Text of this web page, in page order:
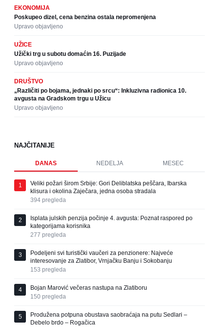
EKONOMIJA
Poskupeo dizel, cena benzina ostala nepromenjena
Upravo objavljeno
UŽICE
Užički trg u subotu domaćin 16. Puzijade
Upravo objavljeno
DRUŠTVO
„Različiti po bojama, jednaki po srcu“: Inkluzivna radionica 10.
avgusta na Gradskom trgu u Užicu
Upravo objavljeno
NAJČITANIJE
DANAS NEDELJA MESEC
1
Veliki požari širom Srbije: Gori Deliblatska peščara, Ibarska
klisura i okolina Zaječara, jedna osoba stradala
394 pregleda
2
Isplata julskih penzija počinje 4. avgusta: Poznat raspored po
kategorijama korisnika
277 pregleda
3
Podeljeni svi turistički vaučeri za penzionere: Najveće
interesovanje za Zlatibor, Vrnjačku Banju i Sokobanju
153 pregleda
4
Bojan Marović večeras nastupa na Zlatiboru
150 pregleda
5
Produžena potpuna obustava saobraćaja na putu Sedlari –
Debelo brdo – Rogačica